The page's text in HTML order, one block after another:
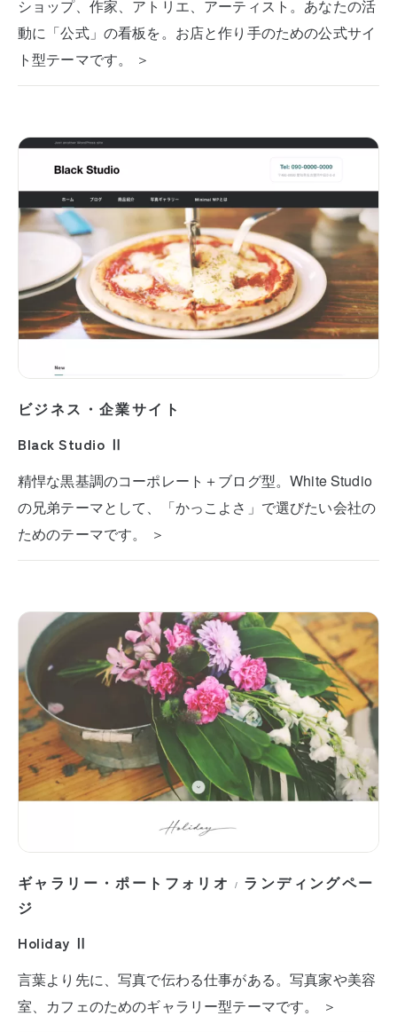
ショップ、作家、アトリエ、アーティスト。あなたの活
動に「公式」の看板を。お店と作り手のための公式サイ
ト型テーマです。 ＞
ビジネス・企業サイト
Black Studio Ⅱ
精悍な黒基調のコーポレート＋ブログ型。White Studio
の兄弟テーマとして、「かっこよさ」で選びたい会社の
ためのテーマです。 ＞
ギャラリー・ポートフォリオ / ランディングペー
ジ
Holiday Ⅱ
言葉より先に、写真で伝わる仕事がある。写真家や美容
室、カフェのためのギャラリー型テーマです。 ＞